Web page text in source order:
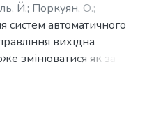
Й.; Поркуян, О.;
К.
систем автоматичного
вихідна
змінюватися як за
теорія похибок